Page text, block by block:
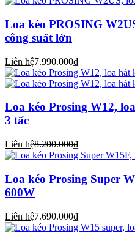
Loa kéo PROSING
công suất lớn
Liên hệ7.990.000₫
Loa kéo Prosing W12,
3 tấc
Liên hệ8.200.000₫
Loa kéo Prosing Super
600W
Liên hệ7.690.000₫